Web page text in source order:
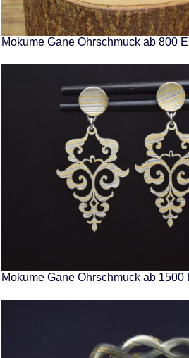
Mokume Gane Ohrschmuck ab 800
Mokume Gane Ohrschmuck ab 1500